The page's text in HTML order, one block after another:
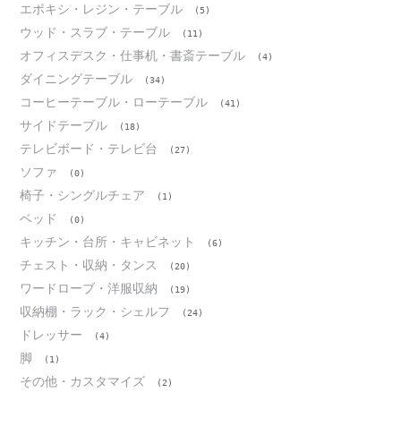
エポキシ・レジン・テーブル (5)
ウッド・スラブ・テーブル (11)
オフィスデスク・仕事机・書斎テーブル (4)
ダイニングテーブル (34)
コーヒーテーブル・ローテーブル (41)
サイドテーブル (18)
テレビボード・テレビ台 (27)
ソファ (0)
椅子・シングルチェア (1)
ベッド (0)
キッチン・台所・キャビネット (6)
チェスト・収納・タンス (20)
ワードローブ・洋服収納 (19)
収納棚・ラック・シェルフ (24)
ドレッサー (4)
脚 (1)
その他・カスタマイズ (2)